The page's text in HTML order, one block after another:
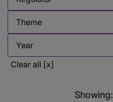
Filter by
Clear all [x]
Showing: